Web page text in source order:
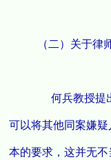
（二）关于律
何兵教授提出
可以将其他同案嫌
本的要求，这并无